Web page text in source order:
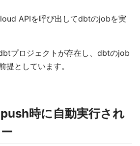
APIを呼び出してdbtのjobを実
プロジェクトが存在し、dbtのjob
提としています。
時に自動実行され